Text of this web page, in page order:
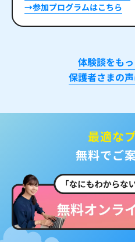
→参加プログラムはこちら
体験談をも
保護者さまの
最適な
無料でご